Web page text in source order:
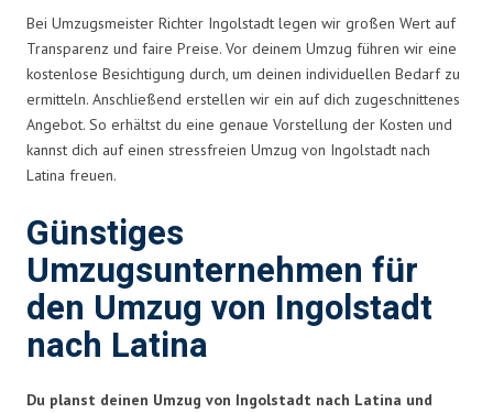
Bei Umzugsmeister Richter Ingolstadt legen wir großen Wert auf
Transparenz und faire Preise. Vor deinem Umzug führen wir eine
kostenlose Besichtigung durch, um deinen individuellen Bedarf zu
ermitteln. Anschließend erstellen wir ein auf dich zugeschnittenes
Angebot. So erhältst du eine genaue Vorstellung der Kosten und
kannst dich auf einen stressfreien Umzug von Ingolstadt nach
Latina freuen.
Günstiges
Umzugsunternehmen für
den Umzug von Ingolstadt
nach Latina
Du planst deinen Umzug von Ingolstadt nach Latina und